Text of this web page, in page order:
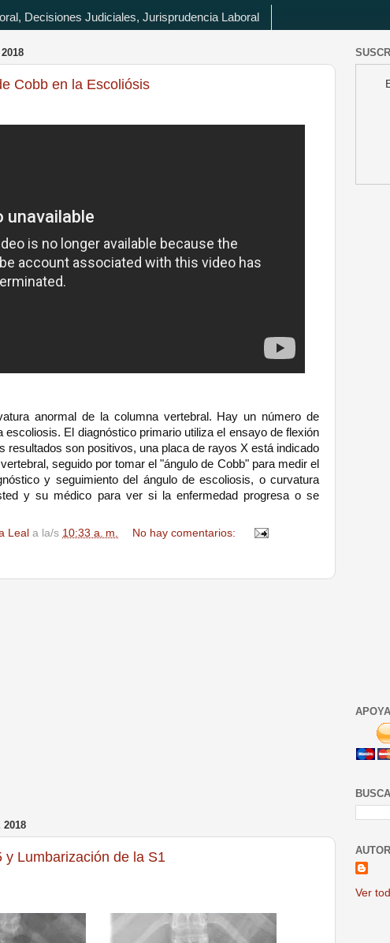
Decisiones Judiciales, Jurisprudencia Laboral
Cobb en la Escoliósis
anormal de la columna vertebral. Hay un número de
escoliosis. El diagnóstico primario utiliza el ensayo de flexión
resultados son positivos, una placa de rayos X está indicado
seguido por tomar el "ángulo de Cobb" para medir el
y seguimiento del ángulo de escoliosis, o curvatura
y su médico para ver si la enfermedad progresa o se
Leal a la/s 10:33 a. m. No hay comentarios:
2018
y Lumbarización de la S1
Ver